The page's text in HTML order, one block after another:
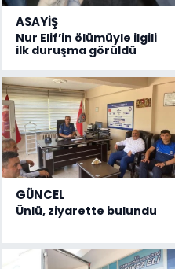
ASAYİŞ
Nur Elif’in ölümüyle ilgili
ilk duruşma görüldü
GÜNCEL
Ünlü, ziyarette bulundu